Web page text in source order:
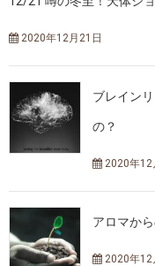
2020年12月21日
ブレイン
の？
2020年12
アロマか
2020年12